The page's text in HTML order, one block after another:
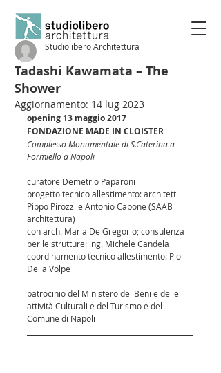
Tadashi Kawamata – The
Shower
Studiolibero Architettura
Aggiornamento: 14 lug 2023
opening 13 maggio 2017
FONDAZIONE MADE IN CLOISTER
Complesso Monumentale di S.Caterina a
Formiello a Napoli
curatore Demetrio Paparoni
progetto tecnico allestimento: architetti
Pippo Pirozzi e Antonio Capone (SAAB
architettura)
con arch. Maria De Gregorio; consulenza
per le strutture: ing. Michele Candela
coordinamento tecnico allestimento: Pio
Della Volpe
patrocinio del Ministero dei Beni e delle
attività Culturali e del Turismo e del
Comune di Napoli